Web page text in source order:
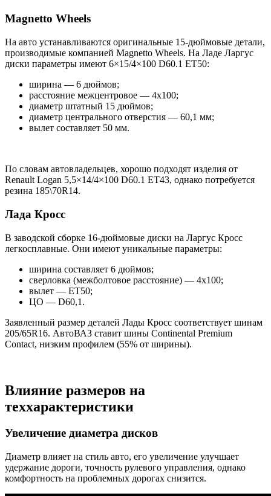
Magnetto Wheels
На авто устанавливаются оригинальные 15-дюймовые детали,
производимые компанией Magnetto Wheels. На Ладе Ларгус
диски параметры имеют 6×15/4×100 D60.1 ET50:
ширина — 6 дюймов;
расстояние межцентровое — 4х100;
диаметр штатный 15 дюймов;
диаметр центрального отверстия — 60,1 мм;
вылет составляет 50 мм.
По словам автовладельцев, хорошо подходят изделия от
Renault Logan 5,5×14/4×100 D60.1 ET43, однако потребуется
резина 185\70R14.
Лада Кросс
В заводской сборке 16-дюймовые диски на Ларгус Кросс
легкосплавные. Они имеют уникальные параметры:
ширина составляет 6 дюймов;
сверловка (межболтовое расстояние) — 4х100;
вылет — ET50;
ЦО — D60,1.
Заявленный размер деталей Лады Кросс соответствует шинам
205/65R16. АвтоВАЗ ставит шины Continental Premium
Contact, низким профилем (55% от ширины).
Влияние размеров на
теххарактеристики
Увеличение диаметра дисков
Диаметр влияет на стиль авто, его увеличение улучшает
удержание дороги, точность рулевого управления, однако
комфортность на проблемных дорогах снизится.